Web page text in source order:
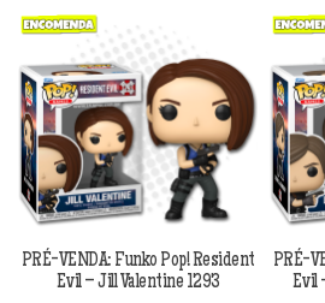
PRÉ-VENDA: Funko Pop! Resident
Evil – Jill Valentine 1293
PRÉ-
Evil